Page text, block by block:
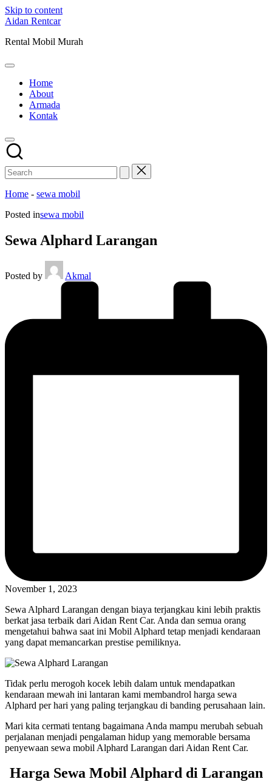
Skip to content
Aidan Rentcar
Rental Mobil Murah
Home
About
Armada
Kontak
Home - sewa mobil
Posted insewa mobil
Sewa Alphard Larangan
Posted by Akmal
November 1, 2023
Sewa Alphard Larangan dengan biaya terjangkau kini lebih praktis
berkat jasa terbaik dari Aidan Rent Car. Anda dan semua orang
mengetahui bahwa saat ini Mobil Alphard tetap menjadi kendaraan
yang dapat memancarkan prestise pemiliknya.
Tidak perlu merogoh kocek lebih dalam untuk mendapatkan
kendaraan mewah ini lantaran kami membandrol harga sewa
Alphard per hari yang paling terjangkau di banding perusahaan lain.
Mari kita cermati tentang bagaimana Anda mampu merubah sebuah
perjalanan menjadi pengalaman hidup yang memorable bersama
penyewaan sewa mobil Alphard Larangan dari Aidan Rent Car.
Harga Sewa Mobil Alphard di Larangan